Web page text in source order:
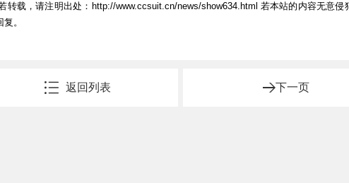
转载，请注明出处： http://www.ccsuit.cn/news/show634.html 若本站的内容无意侵
。
下一页
返回列表